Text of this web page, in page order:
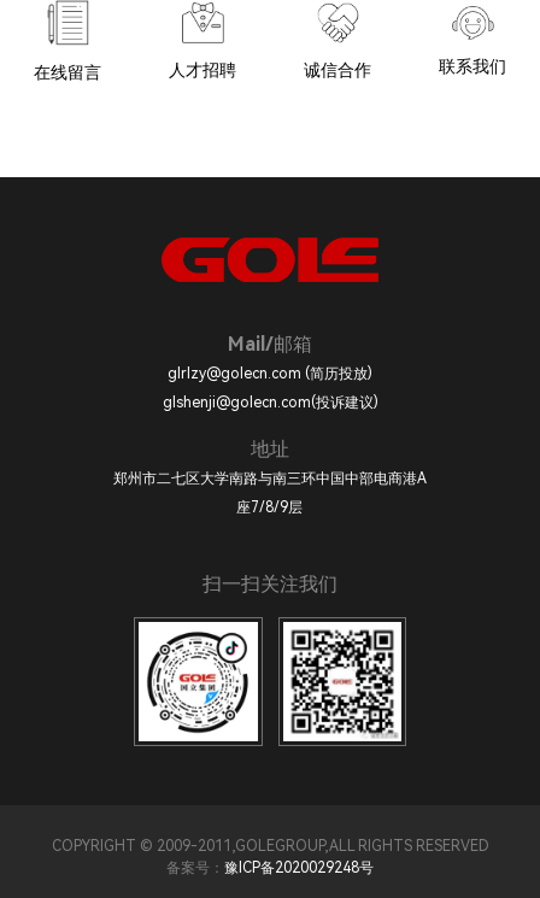
在线留言 人才招聘 诚信合作 联系我们
Mail/邮箱
glrlzy@golecn.com (简历投放)
glshenji@golecn.com(投诉建议)
地址
郑州市二七区大学南路与南三环中国中部电商港A
座7/8/9层
扫一扫关注我们
COPYRIGHT © 2009-2011,GOLEGROUP,ALL RIGHTS RESERVED
备案号： 豫ICP备2020029248号